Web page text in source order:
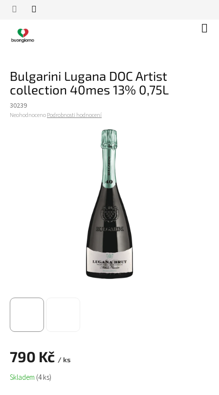
Přejít
Bulgarini Lugana DOC Artist
collection 40mes 13% 0,75L
30239
Průměrné
NeohodnocenoPodrobnosti hodnocení
790 Kč / ks
Měrná
cena:
Skladem (4 ks)